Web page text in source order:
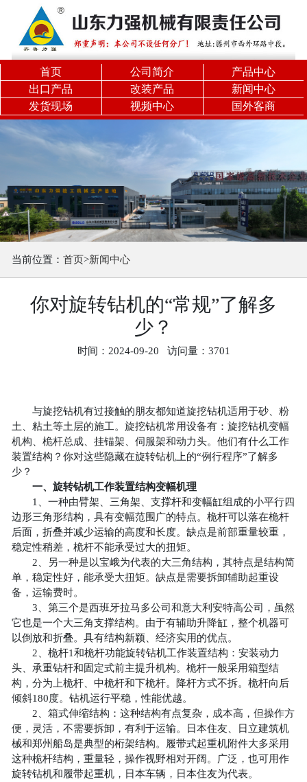
关闭分类
力
旋
履
带
机
旋
挖
机
式
旋
机
旋
打
桩
机
阳
能
光
首页 公司简介
产品中心
出口产品
改装产品
新闻中心
发货现场
视频中心 国外客商
当前位置： 首页>新闻中心
你对旋转钻机的“常规”了解多
少？
时间：2024-09-20 访问量：3701
与旋挖钻机有过接触的朋友都知道旋挖钻机适用于砂、粉
土、粘土等土层的施工。旋挖钻机常用设备有：旋挖钻机变幅
机构、桅杆总成、挂锚架、伺服架和动力头。他们有什么工作
装置结构？你对这些隐藏在旋转钻机上的“例行程序”了解多
少？
一、旋转钻机工作装置结构变幅机理
1、一种由臂架、三角架、支撑杆和变幅缸组成的小平行四
边形三角形结构，具有变幅范围广的特点。桅杆可以落在桅杆
后面，折叠并减少运输的高度和长度。缺点是前部重量较重，
稳定性稍差，桅杆不能承受过大的扭矩。
2、另一种是以宝峨为代表的大三角结构，其特点是结构简
单，稳定性好，能承受大扭矩。缺点是需要拆卸辅助起重设
备，运输费时。
3、第三个是西班牙拉马多公司和意大利安特高公司，虽然
它也是一个大三角支撑结构。由于有辅助升降缸，整个机器可
以倒放和折叠。具有结构新颖、经济实用的优点。
2、桅杆1和桅杆功能旋转钻机工作装置结构：安装动力
头、承重钻杆和固定式前主提升机构。桅杆一般采用箱型结
构，分为上桅杆、中桅杆和下桅杆。降杆方式不拆。桅杆向后
倾斜180度。钻机运行平稳，性能优越。
2、箱式伸缩结构：这种结构有点复杂，成本高，但操作方
便，灵活，不需要拆卸，有利于运输。日本住友、日立建筑机
械和郑州船岛是典型的桁架结构。履带式起重机附件大多采用
这种桅杆结构，重量轻，操作视野相对开阔。广泛，也可用作
旋转钻机和履带起重机，日本车辆，日本住友为代表。